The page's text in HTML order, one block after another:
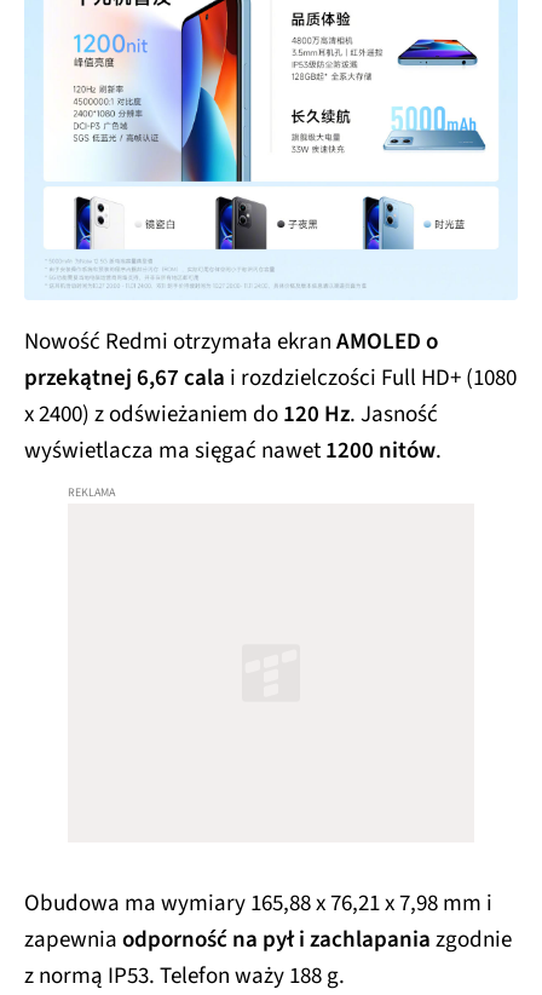
Nowość Redmi otrzymała ekranAMOLED o
przekątnej 6,67 cala i rozdzielczości Full HD+ (1080
x 2400) z odświeżaniem do120 Hz. Jasność
wyświetlacza ma sięgać nawet1200 nitów.
Obudowa ma wymiary 165,88 x 76,21 x 7,98 mm i
zapewniaodporność na pył i zachlapaniazgodnie
z normą IP53. Telefon waży 188 g.